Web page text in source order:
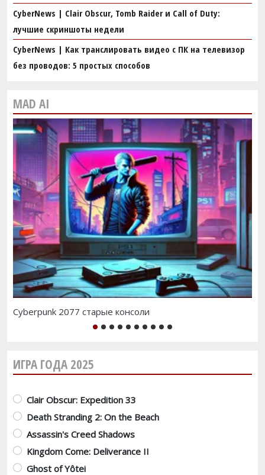
CyberNews | Clair Obscur, Tomb Raider и Call of Duty:
лучшие скриншоты недели
CyberNews | Как транслировать видео с ПК на телевизор
без проводов: 5 простых способов
MAD AI
Cyberpunk 2077 старые консоли
1 2 3
ИГРА ГОДА 2025
Варианты
Clair Obscur: Expedition 33
Death Stranding 2: On the Beach
Assassin's Creed Shadows
Kingdom Come: Deliverance II
Ghost of Yôtei